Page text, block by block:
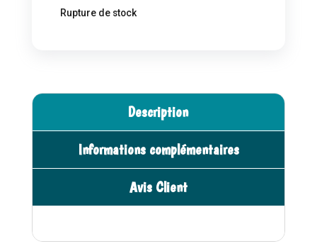
Rupture de stock
Description
Informations complémentaires
Avis Client